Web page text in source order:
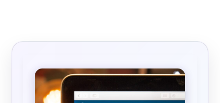
Marketing
strony
internetowej
WordPress